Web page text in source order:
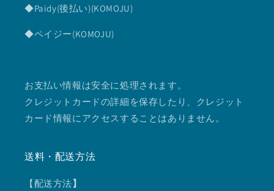
◆Paidy(後払い)(KOMOJU)
◆ペイジー(KOMOJU)
お支払い情報は安全に処理されます。
クレジットカードの詳細を保存したり、クレジット
カード情報にアクセスすることはありません。
送料・配送方法
【配送方法】